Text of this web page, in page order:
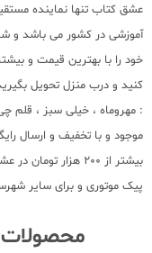
عشق کتاب تنها نماینده
آموزشی در کشور می باشد و
خود را با بهترین قیمت و
کنید و درب منزل تحویل
: مهروماه ، خیلی سبز ، قلم
موجود و با تخفیف و ارسال
بیشتر از 200 هزار
پیک موتوری و برای سایر
محصولات